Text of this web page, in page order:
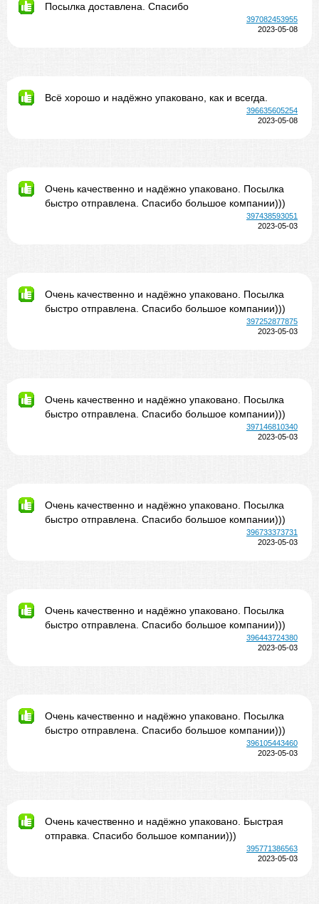
Посылка доставлена. Спасибо
397082453955
2023-05-08
Всё хорошо и надёжно упаковано, как и всегда.
396635605254
2023-05-08
Очень качественно и надёжно упаковано. Посылка
быстро отправлена. Спасибо большое компании)))
397438593051
2023-05-03
Очень качественно и надёжно упаковано. Посылка
быстро отправлена. Спасибо большое компании)))
397252877875
2023-05-03
Очень качественно и надёжно упаковано. Посылка
быстро отправлена. Спасибо большое компании)))
397146810340
2023-05-03
Очень качественно и надёжно упаковано. Посылка
быстро отправлена. Спасибо большое компании)))
396733373731
2023-05-03
Очень качественно и надёжно упаковано. Посылка
быстро отправлена. Спасибо большое компании)))
396443724380
2023-05-03
Очень качественно и надёжно упаковано. Посылка
быстро отправлена. Спасибо большое компании)))
396105443460
2023-05-03
Очень качественно и надёжно упаковано. Быстрая
отправка. Спасибо большое компании)))
395771386563
2023-05-03